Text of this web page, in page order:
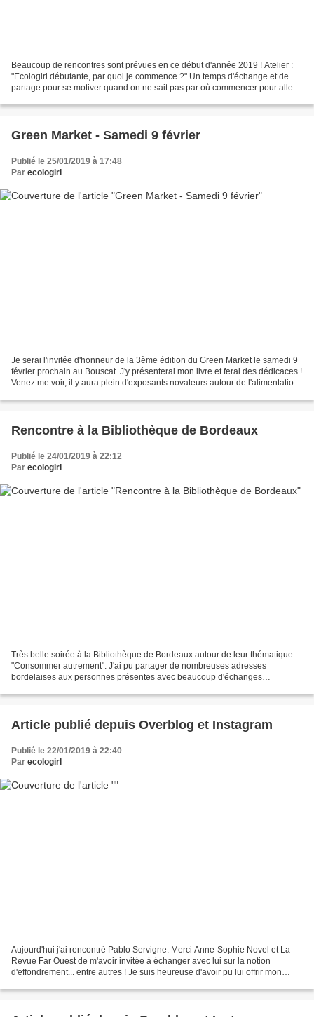
Beaucoup de rencontres sont prévues en ce début d'année 2019 ! Atelier :
"Ecologirl débutante, par quoi je commence ?" Un temps d'échange et de
partage pour se motiver quand on ne sait pas par où commencer pour aller
Green Market - Samedi 9 février
Publié le 25/01/2019 à 17:48
Par ecologirl
Je serai l'invitée d'honneur de la 3ème édition du Green Market le samedi 9
février prochain au Bouscat. J'y présenterai mon livre et ferai des dédicaces !
Venez me voir, il y aura plein d'exposants novateurs autour de l'alimentation
Rencontre à la Bibliothèque de Bordeaux
Publié le 24/01/2019 à 22:12
Par ecologirl
Très belle soirée à la Bibliothèque de Bordeaux autour de leur thématique
"Consommer autrement". J'ai pu partager de nombreuses adresses
bordelaises aux personnes présentes avec beaucoup d'échanges
Article publié depuis Overblog et Instagram
Publié le 22/01/2019 à 22:40
Par ecologirl
Aujourd'hui j'ai rencontré Pablo Servigne. Merci Anne-Sophie Novel et La
Revue Far Ouest de m'avoir invitée à échanger avec lui sur la notion
d'effondrement... entre autres ! Je suis heureuse d'avoir pu lui offrir mon